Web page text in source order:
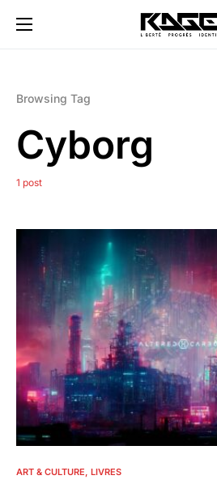
Browsing Tag
Cyborg
1 post
ART & CULTURE LIVRES